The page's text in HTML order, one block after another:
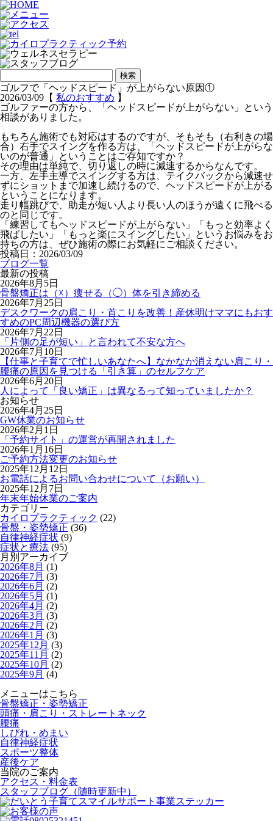
検
索:
ゴルフで「ヘッドスピード」が上がらない原因①
2026/03/09【 私のおすすめ 】
ゴルファーの方から、「ヘッドスピードが上がらない」という
相談がありました。
もちろん施術でも対応はするのですが、そもそも（右利きの場
合）右手でスイングを作る方は、「ヘッドスピードが上がらな
いのが普通」ということはご存知ですか？
その理由は単純で、 切り返しの時に減速するからなんです。
一方、左手主導でスイングする方は、 テイクバックから減速せ
ずにショットまで加速し続けるので、ヘッドスピードが上がる
ということになります。
走り幅跳びで、助走が短い人より長い人のほうが遠くに飛べる
のと同じです。
「練習してもヘッドスピードが上がらない」「もっと効率よく
飛ばしたい」「もっと楽にスイングしたい」というお悩みをお
持ちの方は、ぜひ施術の際にお気軽にご相談ください。
投稿日：2026/03/09
ブログ一覧
最新の投稿
2026年8月5日
骨盤矯正は（☓）痩せる（◯）体を引き締める
2026年7月25日
デスクワークの肩こり・首こりを改善！産休明けママにもおす
すめのPC周辺機器の選び方
2026年7月22日
「片側の足が短い」と言われて不安な方へ
2026年7月10日
【仕事と子育てで忙しいあなたへ】なかなか消えない肩こり・
腰痛の原因を見つける「引き算」のセルフケア
2026年6月20日
人によって「良い矯正」は異なるって知っていましたか？
お知らせ
2026年4月25日
GW休業のお知らせ
2026年2月1日
「予約サイト」の運営が再開されました
2026年1月16日
ご予約方法変更のお知らせ
2025年12月12日
お電話によるお問い合わせについて（お願い）
2025年12月7日
年末年始休業のご案内
カテゴリー
カイロプラクティック (22)
骨盤・姿勢矯正 (36)
自律神経症状 (9)
症状と療法 (95)
月別アーカイブ
2026年8月 (1)
2026年7月 (3)
2026年6月 (2)
2026年5月 (1)
2026年4月 (2)
2026年3月 (3)
2026年2月 (2)
2026年1月 (3)
2025年12月 (3)
2025年11月 (2)
2025年10月 (2)
2025年9月 (4)
メニューはこちら
骨盤矯正・姿勢矯正
頭痛・肩こり・ストレートネック
腰痛
しびれ・めまい
自律神経症状
スポーツ整体
産後ケア
当院のご案内
アクセス・料金表
スタッフブログ（随時更新中）